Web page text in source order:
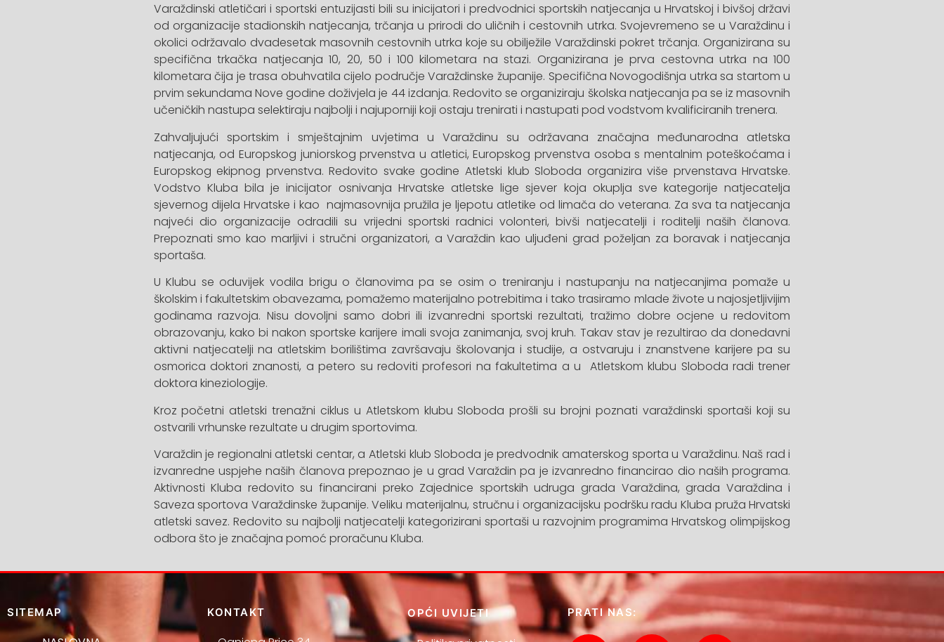
Varaždinski atletičari i sportski entuzijasti bili su inicijatori i predvodnici sportskih natjecanja u Hrvatskoj i bivšoj državi
od organizacije stadionskih natjecanja, trčanja u prirodi do uličnih i cestovnih utrka. Svojevremeno se u Varaždinu i
okolici održavalo dvadesetak masovnih cestovnih utrka koje su obilježile Varaždinski pokret trčanja. Organizirana su
specifična trkačka natjecanja 10, 20, 50 i 100 kilometara na stazi. Organizirana je prva cestovna utrka na 100
kilometara čija je trasa obuhvatila cijelo područje Varaždinske županije. Specifična Novogodišnja utrka sa startom u
prvim sekundama Nove godine doživjela je 44 izdanja. Redovito se organiziraju školska natjecanja pa se iz masovnih
učeničkih nastupa selektiraju najbolji i najuporniji koji ostaju trenirati i nastupati pod vodstvom kvalificiranih trenera.
Zahvaljujući sportskim i smještajnim uvjetima u Varaždinu su održavana značajna međunarodna atletska
natjecanja, od Europskog juniorskog prvenstva u atletici, Europskog prvenstva osoba s mentalnim poteškoćama i
Europskog ekipnog prvenstva. Redovito svake godine Atletski klub Sloboda organizira više prvenstava Hrvatske.
Vodstvo Kluba bila je inicijator osnivanja Hrvatske atletske lige sjever koja okuplja sve kategorije natjecatelja
sjevernog dijela Hrvatske i kao najmasovnija pružila je ljepotu atletike od limača do veterana. Za sva ta natjecanja
najveći dio organizacije odradili su vrijedni sportski radnici volonteri, bivši natjecatelji i roditelji naših članova.
Prepoznati smo kao marljivi i stručni organizatori, a Varaždin kao uljuđeni grad poželjan za boravak i natjecanja
sportaša.
U Klubu se oduvijek vodila brigu o članovima pa se osim o treniranju i nastupanju na natjecanjima pomaže u
školskim i fakultetskim obavezama, pomažemo materijalno potrebitima i tako trasiramo mlade živote u najosjetljivijim
godinama razvoja. Nisu dovoljni samo dobri ili izvanredni sportski rezultati, tražimo dobre ocjene u redovitom
obrazovanju, kako bi nakon sportske karijere imali svoja zanimanja, svoj kruh. Takav stav je rezultirao da donedavni
aktivni natjecatelji na atletskim borilištima završavaju školovanja i studije, a ostvaruju i znanstvene karijere pa su
osmorica doktori znanosti, a petero su redoviti profesori na fakultetima a u Atletskom klubu Sloboda radi trener
doktora kineziologije.
Kroz početni atletski trenažni ciklus u Atletskom klubu Sloboda prošli su brojni poznati varaždinski sportaši koji su
ostvarili vrhunske rezultate u drugim sportovima.
Varaždin je regionalni atletski centar, a Atletski klub Sloboda je predvodnik amaterskog sporta u Varaždinu. Naš rad i
izvanredne uspjehe naših članova prepoznao je u grad Varaždin pa je izvanredno financirao dio naših programa.
Aktivnosti Kluba redovito su financirani preko Zajednice sportskih udruga grada Varaždina, grada Varaždina i
Saveza sportova Varaždinske županije. Veliku materijalnu, stručnu i organizacijsku podršku radu Kluba pruža Hrvatski
atletski savez. Redovito su najbolji natjecatelji kategorizirani sportaši u razvojnim programima Hrvatskog olimpijskog
odbora što je značajna pomoć proračunu Kluba.
SITEMAP KONTAKT OPĆI UVIJETI PRATI NAS: